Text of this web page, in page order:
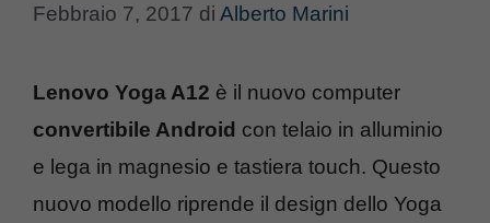
Febbraio 7, 2017 di Alberto Marini
Lenovo Yoga A12 è il nuovo computer
convertibile Android con telaio in alluminio
e lega in magnesio e tastiera touch. Questo
nuovo modello riprende il design dello Yoga